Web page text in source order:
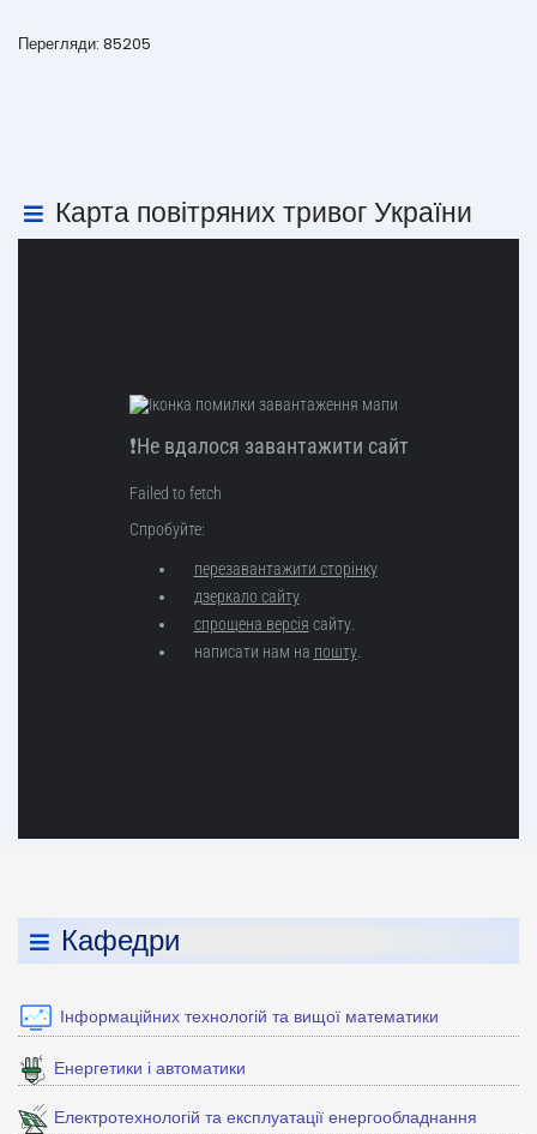
Перегляди: 85205
Карта повітряних тривог України
Кафедри
Інформаційних технологій та вищої математики
Енергетики і автоматики
Електротехнологій та експлуатації енергообладнання